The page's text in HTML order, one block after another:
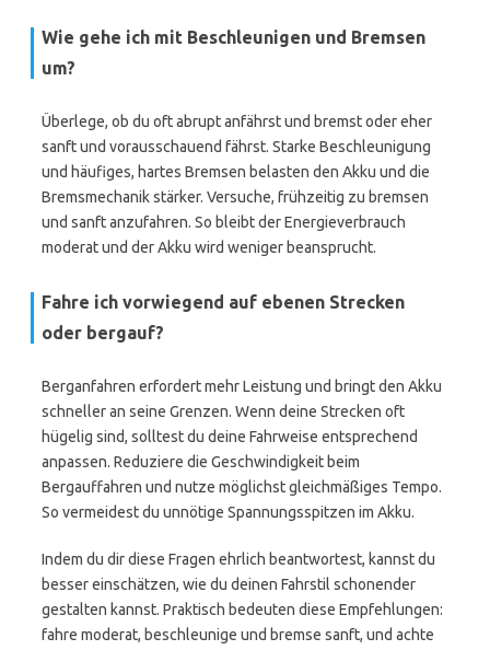
Wie gehe ich mit Beschleunigen und Bremsen
um?
Überlege, ob du oft abrupt anfährst und bremst oder eher
sanft und vorausschauend fährst. Starke Beschleunigung
und häufiges, hartes Bremsen belasten den Akku und die
Bremsmechanik stärker. Versuche, frühzeitig zu bremsen
und sanft anzufahren. So bleibt der Energieverbrauch
moderat und der Akku wird weniger beansprucht.
Fahre ich vorwiegend auf ebenen Strecken
oder bergauf?
Berganfahren erfordert mehr Leistung und bringt den Akku
schneller an seine Grenzen. Wenn deine Strecken oft
hügelig sind, solltest du deine Fahrweise entsprechend
anpassen. Reduziere die Geschwindigkeit beim
Bergauffahren und nutze möglichst gleichmäßiges Tempo.
So vermeidest du unnötige Spannungsspitzen im Akku.
Indem du dir diese Fragen ehrlich beantwortest, kannst du
besser einschätzen, wie du deinen Fahrstil schonender
gestalten kannst. Praktisch bedeuten diese Empfehlungen:
fahre moderat, beschleunige und bremse sanft, und achte